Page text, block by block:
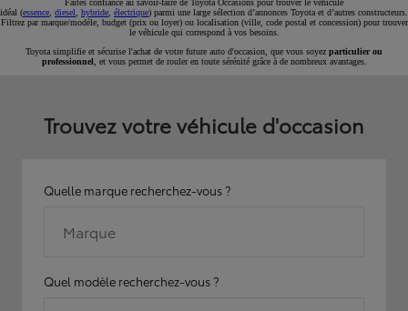
Faites confiance au savoir-faire de Toyota Occasions pour trouver le véhicule
idéal (essence diesel hybride électrique) parmi une large sélection d’annonces Toyota et d’autres constructeurs.
Filtrez par marque/modèle, budget (prix ou loyer) ou localisation (ville, code postal et concession) pour trouver
le véhicule qui correspond à vos besoins.
Toyota simplifie et sécurise l'achat de votre future auto d'occasion, que vous soyez particulier ou
professionnel , et vous permet de rouler en toute sérénité grâce à de nombreux avantages.
Trouvez votre véhicule d'occasion
Quelle marque recherchez-vous ?
Marque
Quel modèle recherchez-vous ?